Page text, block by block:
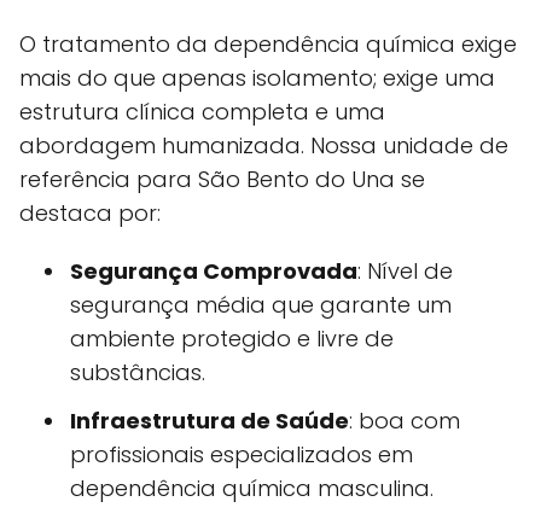
O tratamento da dependência química exige
mais do que apenas isolamento; exige uma
estrutura clínica completa e uma
abordagem humanizada. Nossa unidade de
referência para São Bento do Una se
destaca por:
Segurança Comprovada: Nível de
segurança média que garante um
ambiente protegido e livre de
substâncias.
Infraestrutura de Saúde: boa com
profissionais especializados em
dependência química masculina.